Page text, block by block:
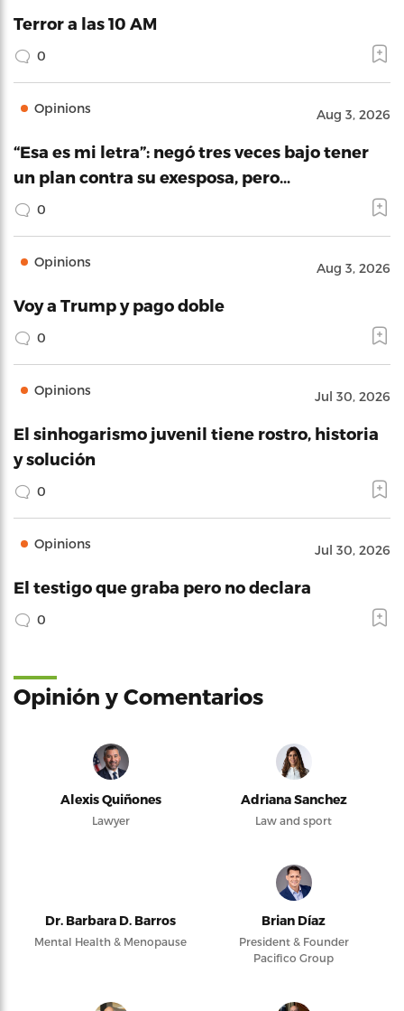
Terror a las 10 AM
0
Opinions Aug 3, 2026
“Esa es mi letra”: negó tres veces bajo tener
un plan contra su exesposa, pero…
0
Opinions Aug 3, 2026
Voy a Trump y pago doble
0
Opinions Jul 30, 2026
El sinhogarismo juvenil tiene rostro, historia
y solución
0
Opinions Jul 30, 2026
El testigo que graba pero no declara
0
Opinión y Comentarios
Alexis Quiñones
Lawyer
Adriana Sanchez
Law and sport
Dr. Barbara D. Barros
Mental Health & Menopause
Brian Díaz
President & Founder
Pacifico Group